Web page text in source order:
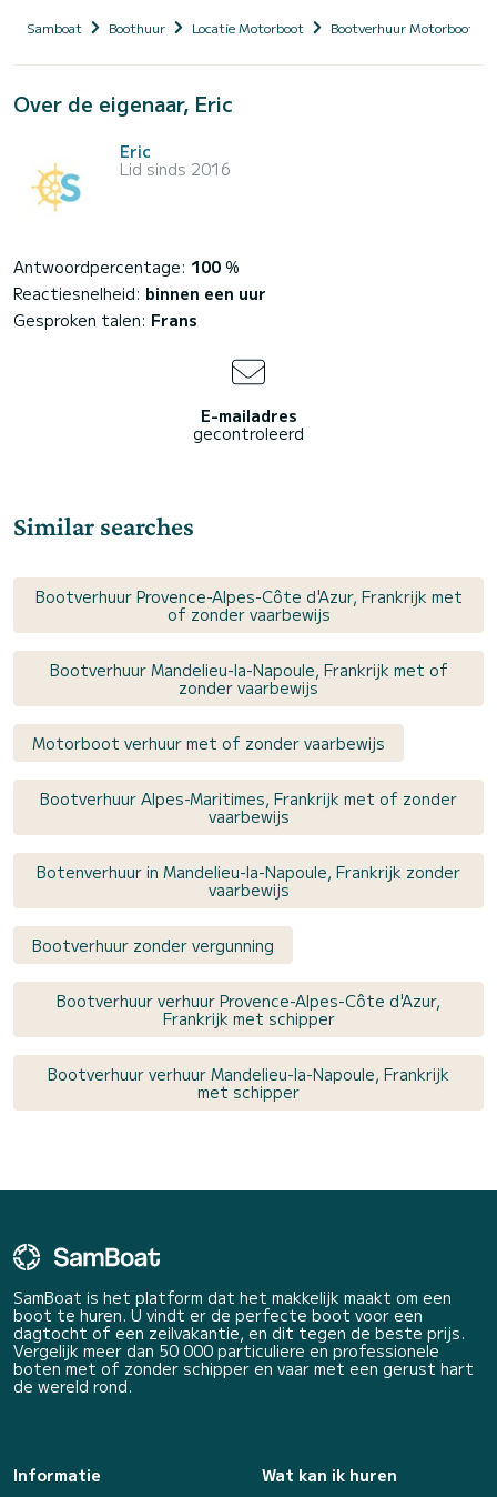
Samboat Boothuur Locatie Motorboot Bootverhuur Motorboot
Over de eigenaar, Eric
Eric
Lid sinds 2016
Antwoordpercentage: 100 %
Reactiesnelheid: binnen een uur
Gesproken talen: Frans
E-mailadres
gecontroleerd
Similar searches
Bootverhuur Provence-Alpes-Côte d'Azur, Frankrijk met
of zonder vaarbewijs
Bootverhuur Mandelieu-la-Napoule, Frankrijk met of
zonder vaarbewijs
Motorboot verhuur met of zonder vaarbewijs
Bootverhuur Alpes-Maritimes, Frankrijk met of zonder
vaarbewijs
Botenverhuur in Mandelieu-la-Napoule, Frankrijk zonder
vaarbewijs
Bootverhuur zonder vergunning
Bootverhuur verhuur Provence-Alpes-Côte d'Azur,
Frankrijk met schipper
Bootverhuur verhuur Mandelieu-la-Napoule, Frankrijk
met schipper
SamBoat is het platform dat het makkelijk maakt om een
boot te huren. U vindt er de perfecte boot voor een
dagtocht of een zeilvakantie, en dit tegen de beste prijs.
Vergelijk meer dan 50 000 particuliere en professionele
boten met of zonder schipper en vaar met een gerust hart
de wereld rond.
Informatie
Wat kan ik huren